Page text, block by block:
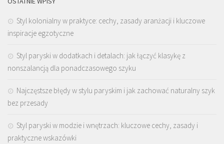
Styl kolonialny w praktyce: cechy, zasady aranżacji i kluczowe
inspiracje egzotyczne
Styl paryski w dodatkach i detalach: jak łączyć klasykę z
nonszalancją dla ponadczasowego szyku
Najczęstsze błędy w stylu paryskim i jak zachować naturalny szyk
bez przesady
Styl paryski w modzie i wnętrzach: kluczowe cechy, zasady i
praktyczne wskazówki